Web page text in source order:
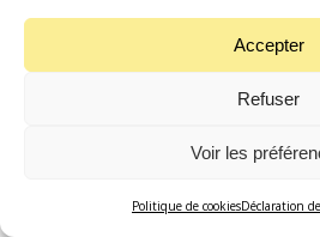
Accepter
Refuser
Voir les
Politique de cookiesDéclaration